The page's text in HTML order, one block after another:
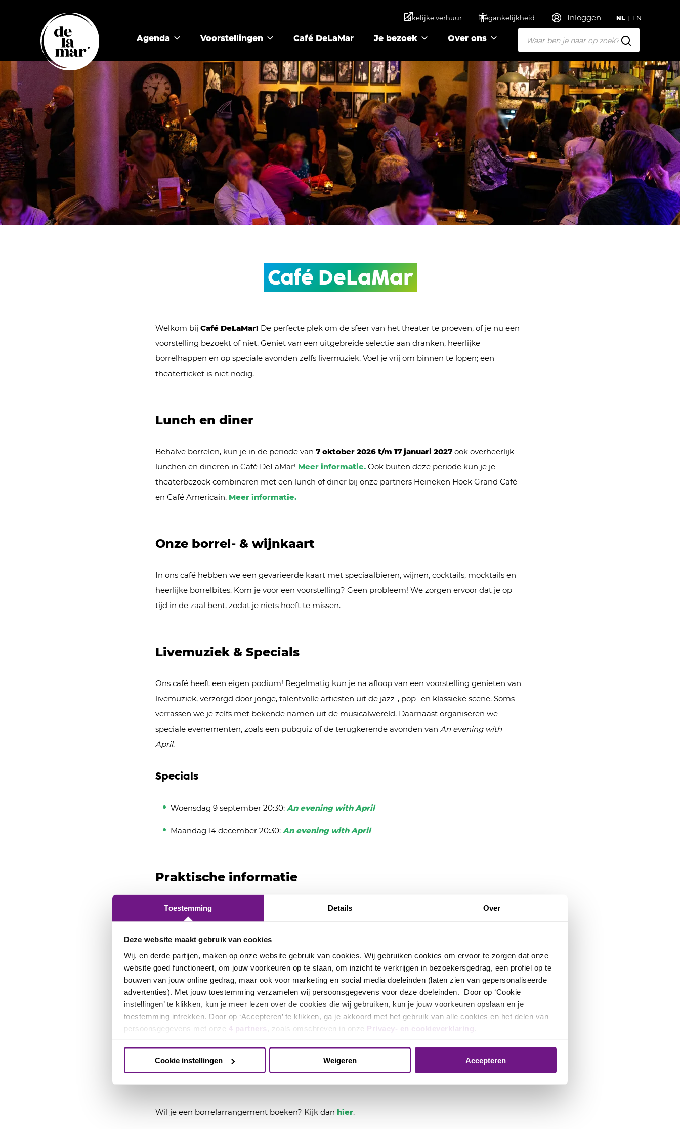
Toestemming Details Over
Deze website maakt gebruik van cookies
Wij, en derde partijen, maken op onze website gebruik van cookies. Wij gebruiken cookies om ervoor te zorgen dat onze
website goed functioneert, om jouw voorkeuren op te slaan, om inzicht te verkrijgen in bezoekersgedrag, een profiel op te
bouwen van jouw online gedrag, maar ook voor marketing en social media doeleinden (laten zien van gepersonaliseerde
advertenties). Met jouw toestemming verzamelen wij persoonsgegevens voor deze doeleinden. Door op ‘Cookie
instellingen’ te klikken, kun je meer lezen over de cookies die wij gebruiken, kun je jouw voorkeuren opslaan en je
toestemming intrekken. Door op ‘Accepteren’ te klikken, ga je akkoord met het gebruik van alle cookies en het delen van
persoonsgegevens met onze 4 partners , zoals omschreven in onze Privacy- en cookieverklaring
Weigeren
Cookie instellingen Accepteren
Agenda Voorstellingen Café DeLaMar Je bezoek Over ons
Zakelijke verhuur Toegankelijkheid Inloggen NL EN
Café DeLaMar
Welkom bij Café DeLaMar! De perfecte plek om de sfeer van het theater te proeven, of je nu een
voorstelling bezoekt of niet. Geniet van een uitgebreide selectie aan dranken, heerlijke
borrelhappen en op speciale avonden zelfs livemuziek. Voel je vrij om binnen te lopen; een
theaterticket is niet nodig.
Lunch en diner
Behalve borrelen, kun je in de periode van 7 oktober 2026 t/m 17 januari 2027 ook overheerlijk
lunchen en dineren in Café DeLaMar! Meer informatie. Ook buiten deze periode kun je je
theaterbezoek combineren met een lunch of diner bij onze partners Heineken Hoek Grand Café
en Café Americain. Meer informatie.
Onze borrel- & wijnkaart
In ons café hebben we een gevarieerde kaart met speciaalbieren, wijnen, cocktails, mocktails en
heerlijke borrelbites. Kom je voor een voorstelling? Geen probleem! We zorgen ervoor dat je op
tijd in de zaal bent, zodat je niets hoeft te missen.
Livemuziek & Specials
Ons café heeft een eigen podium! Regelmatig kun je na afloop van een voorstelling genieten van
livemuziek, verzorgd door jonge, talentvolle artiesten uit de jazz-, pop- en klassieke scene. Soms
verrassen we je zelfs met bekende namen uit de musicalwereld. Daarnaast organiseren we
speciale evenementen, zoals een pubquiz of de terugkerende avonden van An evening with
April.
Specials
Woensdag 9 september 20:30: An evening with April
Maandag 14 december 20:30: An evening with April
Praktische informatie
Openingstijden
Café DeLaMar is op voorstellingsdagen vanaf 2 uur voor aanvang van de voorstelling geopend. In
de komende maanden gelden afwijkende openingstijden. Het café is gesloten op:
Woensdag 5 t/m zondag 9 augustus
Het Café is geopend op dinsdag 1 september.
Wil je een borrelarrangement boeken? Kijk dan hier.